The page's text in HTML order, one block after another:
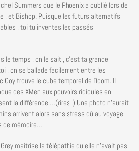
Summers que le Phoenix a oublié lors de
, et Bishop. Puisque les futurs alternatifs
, toi tu inventes les passés
le temps , on le sait , c’est ta grande
, on se ballade facilement entre les
Coy trouve le cube temporel de Doom. Il
des XMen aux pouvoirs ridicules en
la différence …(rires .) Une photo n’aurait
arrivent alors sans stress dû au voyage
de mémoire…
maitrise la télépathie qu’elle n’avait pas